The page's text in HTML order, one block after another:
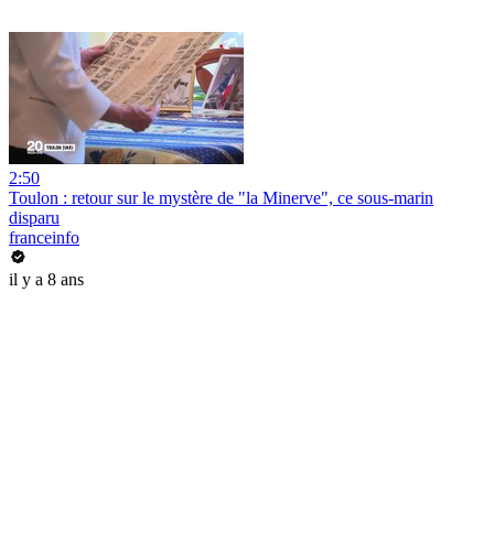
2:50
Toulon : retour sur le mystère de "la Minerve", ce sous-marin
disparu
franceinfo
il y a 8 ans